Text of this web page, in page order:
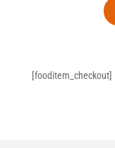
[fooditem_checkout]